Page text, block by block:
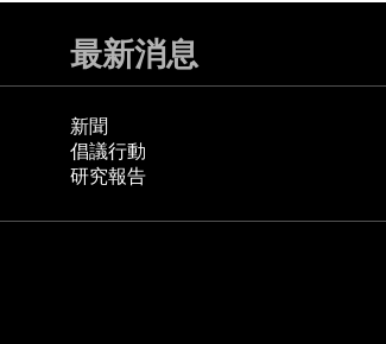
最新消息
新聞
倡議行動
研究報告